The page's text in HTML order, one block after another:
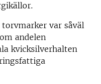
var såväl
andelen
kvicksilverhalten